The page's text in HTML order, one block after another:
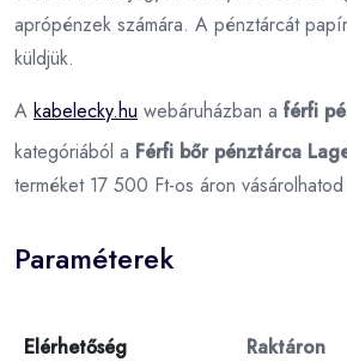
aprópénzek számára. A pénztárcát
küldjük.
A kabelecky.hu webáruházban a férfi
kategóriából a Férfi bőr pénztárca
terméket 17 500 Ft-os áron
Paraméterek
Elérhetőség Raktáron